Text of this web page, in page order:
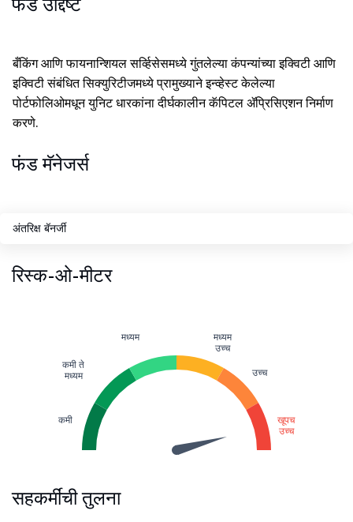
बँकिंग आणि फायनान्शियल सर्व्हिसेसमध्ये गुंतलेल्या कंपन्यांच्या इक्विटी आणि
इक्विटी संबंधित सिक्युरिटीजमध्ये प्रामुख्याने इन्व्हेस्ट केलेल्या
पोर्टफोलिओमधून युनिट धारकांना दीर्घकालीन कॅपिटल ॲप्रिसिएशन निर्माण
करणे.
फंड मॅनेजर्स
अंतरिक्ष बॅनर्जी
रिस्क-ओ-मीटर
कमी
कमी ते
मध्यम
मध्यम
मध्यम
उच्च
उच्च
खूपच
उच्च
सहकर्मींची तुलना